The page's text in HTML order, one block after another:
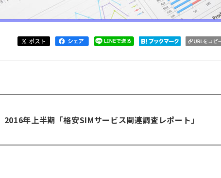
年上半期「格安SIMサービス関連調査レポート」